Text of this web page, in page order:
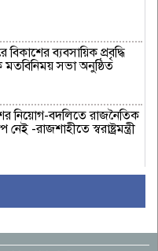
ব্যবসায়িক প্রবৃদ্ধি
মতবিনিময় সভা অনুষ্ঠিত
নিয়োগ-বদলিতে রাজনৈতিক
নেই -রাজশাহীতে স্বরাষ্ট্রমন্ত্রী
উদযাপন